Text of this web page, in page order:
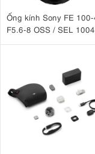
Ống kính Sony FE
F5.6-8 OSS / SEL